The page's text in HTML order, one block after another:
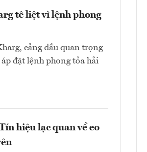
tê liệt vì lệnh phong
cảng dầu quan trọng
đặt lệnh phong tỏa hải
hiệu lạc quan về eo